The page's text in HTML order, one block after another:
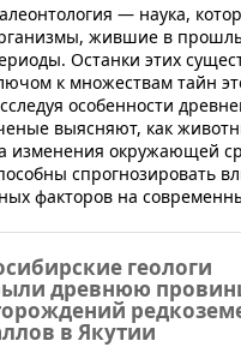
— наука,
жившие в
Останки этих
к множествам тайн
особенности
выясняют, как
изменения окружающей
спрогнозировать
факторов на
геологи
древнюю
в Якутии